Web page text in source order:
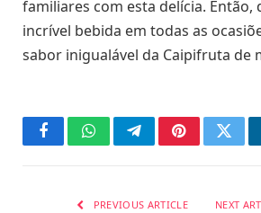
familiares com esta delícia. Então,
incrível bebida em todas as
sabor inigualável da Caipifruta de
FacebookWhatsAppTelegramPinterest
PREVIOUS ARTICLE NEXT